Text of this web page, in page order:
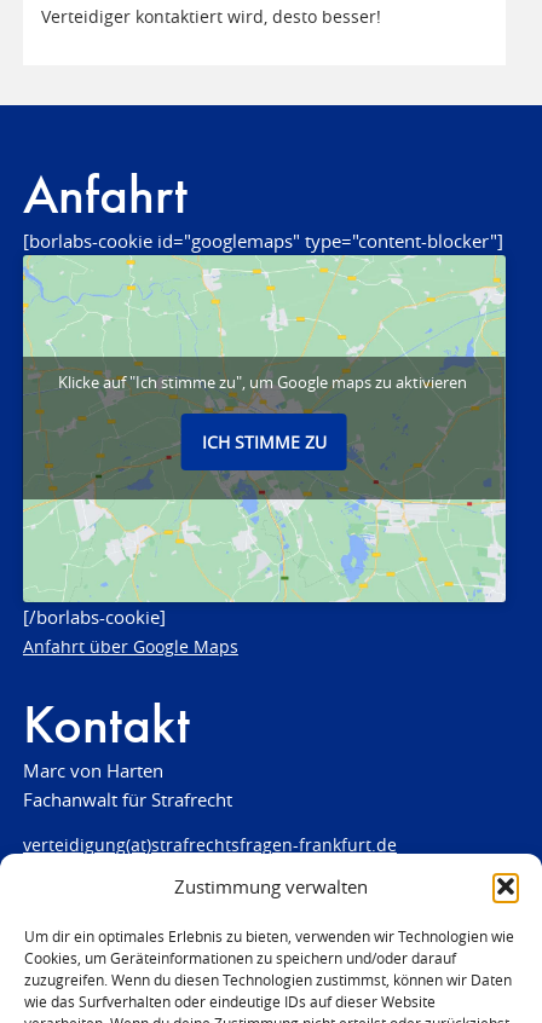
Zustimmung verwalten
Um dir ein optimales Erlebnis zu bieten, verwenden wir Technologien wie
Cookies, um Geräteinformationen zu speichern und/oder darauf
zuzugreifen. Wenn du diesen Technologien zustimmst, können wir Daten
wie das Surfverhalten oder eindeutige IDs auf dieser Website
Verteidiger kontaktiert wird, desto besser!
Anfahrt
[borlabs-cookie id="googlemaps" type="content-blocker"]
Klicke auf "Ich stimme zu", um Google maps zu aktivieren
ICH STIMME ZU
[/borlabs-cookie]
Anfahrt über Google Maps
Kontakt
Marc von Harten
Fachanwalt für Strafrecht
verteidigung(at)strafrechtsfragen-frankfurt.de
www.strafrechtsfragen-frankfurt.de
Louisenstraße 84
61348 Bad Homburg
Telefon:06172 - 66 28 00